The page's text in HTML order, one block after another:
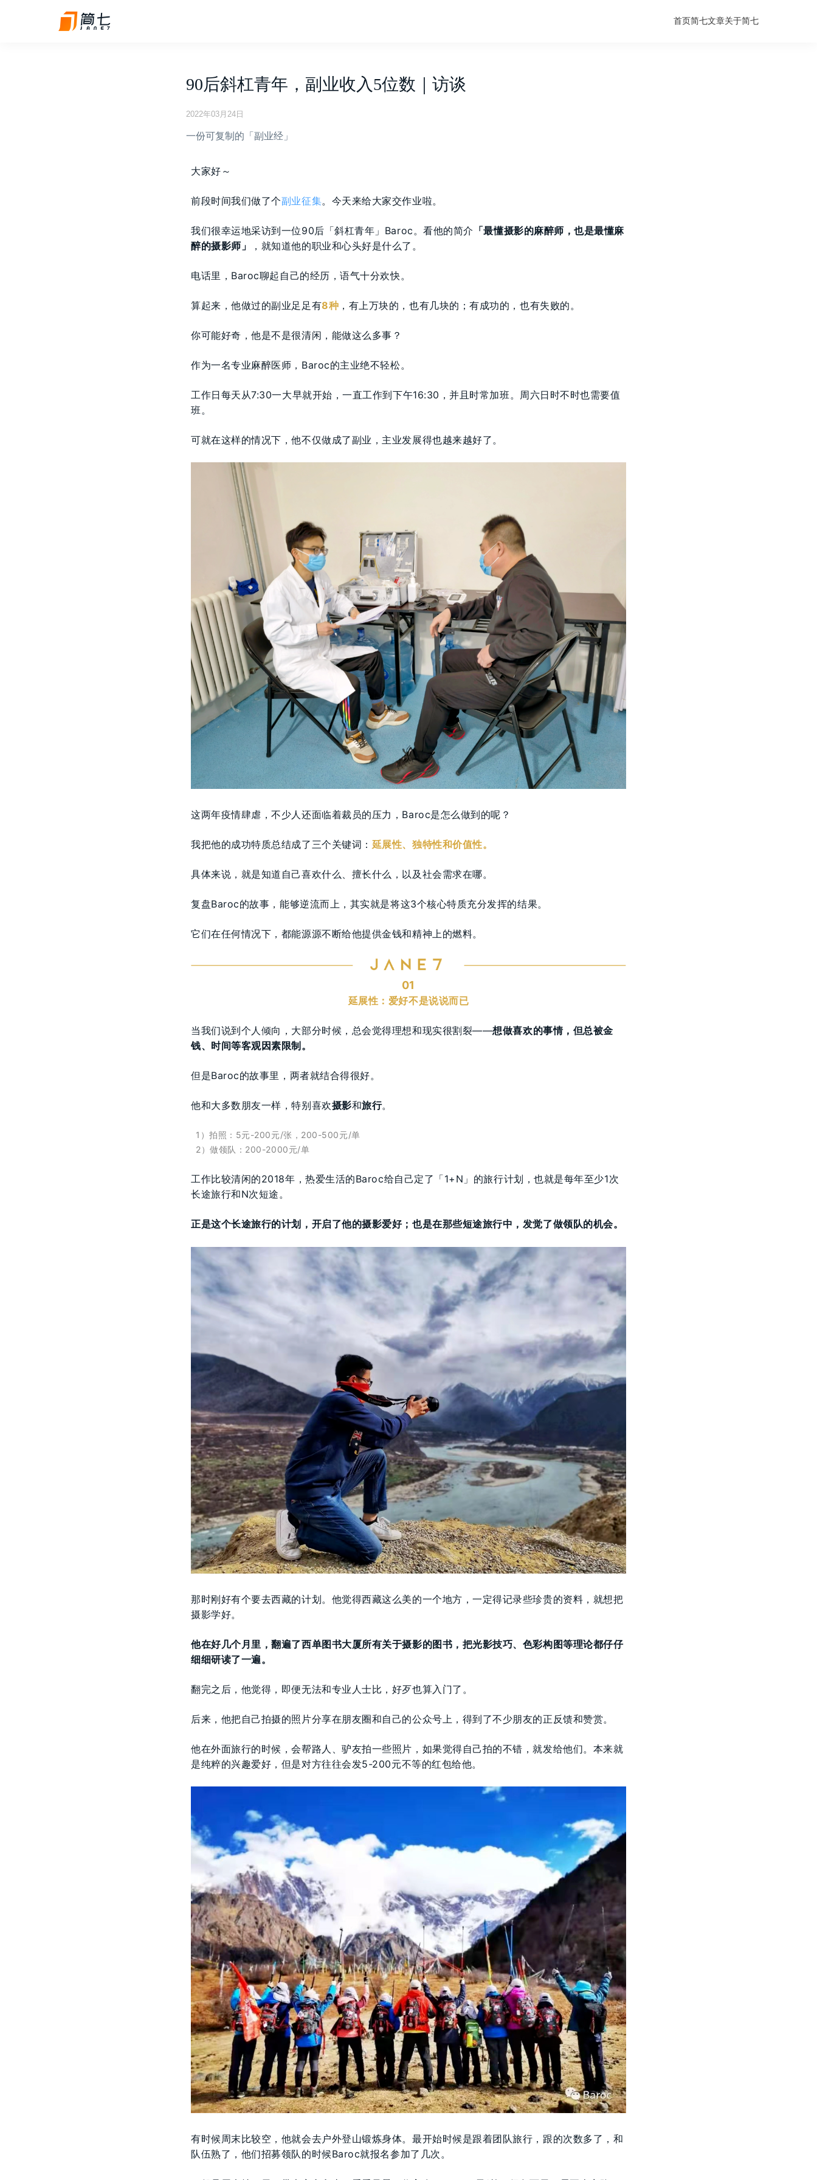
首页简七文章关于简七
90后斜杠青年，副业收入5位数｜访谈
2022年03月24日
一份可复制的「副业经」
大家好～
前段时间我们做了个副业征集。今天来给大家交作业啦。
我们很幸运地采访到一位90后「斜杠青年」Baroc。看他的简介 「最懂摄影的麻醉师，也是最懂麻
醉的摄影师」
，就知道他的职业和心头好是什么了。
电话里，Baroc聊起自己的经历，语气十分欢快。
算起来，他做过的副业足足有8种 ，有上万块的，也有几块的；有成功的，也有失败的。
你可能好奇，他是不是很清闲，能做这么多事？
作为一名专业麻醉医师，Baroc的主业绝不轻松。
工作日每天从7:30一大早就开始，一直工作到下午16:30，并且时常加班。周六日时不时也需要值
班。
可就在这样的情况下，他不仅做成了副业，主业发展得也越来越好了。
这两年疫情肆虐，不少人还面临着裁员的压力，Baroc是怎么做到的呢？
我把他的成功特质总结成了三个关键词： 延展性、独特性和价值性。
具体来说，就是知道自己喜欢什么、擅长什么，以及社会需求在哪。
复盘Baroc的故事，能够逆流而上，其实就是将这3个核心特质充分发挥的结果。
它们在任何情况下，都能源源不断给他提供金钱和精神上的燃料。
01
延展性：爱好不是说说而已
当我们说到个人倾向，大部分时候，总会觉得理想和现实很割裂——想做喜欢的事情，但总被金
钱、时间等客观因素限制。
但是Baroc的故事里，两者就结合得很好。
他和大多数朋友一样，特别喜欢摄影和旅行。
1）拍照：5元-200元/张，200-500元/单
2）做领队：200-2000元/单
工作比较清闲的2018年，热爱生活的Baroc给自己定了「1+N」的旅行计划，也就是每年至少1次
长途旅行和N次短途。
正是这个长途旅行的计划，开启了他的摄影爱好；也是在那些短途旅行中，发觉了做领队的机会。
那时刚好有个要去西藏的计划。他觉得西藏这么美的一个地方，一定得记录些珍贵的资料，就想把
摄影学好。
他在好几个月里，翻遍了西单图书大厦所有关于摄影的图书，把光影技巧、色彩构图等理论都仔仔
细细研读了一遍。
翻完之后，他觉得，即便无法和专业人士比，好歹也算入门了。
后来，他把自己拍摄的照片分享在朋友圈和自己的公众号上，得到了不少朋友的正反馈和赞赏。
他在外面旅行的时候，会帮路人、驴友拍一些照片，如果觉得自己拍的不错，就发给他们。本来就
是纯粹的兴趣爱好，但是对方往往会发5-200元不等的红包给他。
有时候周末比较空，他就会去户外登山锻炼身体。最开始时候是跟着团队旅行，跟的次数多了，和
队伍熟了，他们招募领队的时候Baroc就报名参加了几次。